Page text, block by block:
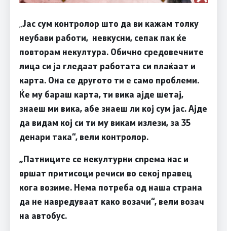
„Јас сум контролор што да ви кажам толку
неубави работи, невкусни, сепак пак ќе
повторам некултура. Обично средовечните
лица си ја гледаат работата си плаќаат и
карта. Она се другото ти е само проблеми.
Ќе му бараш карта, ти вика ајде шетај,
знаеш ми вика, абе знаеш ли кој сум јас. Ајде
да видам кој си ти му викам излези, за 35
денари така“, вели контролор.
„Патниците се некултурни спрема нас и
вршат притисоци речиси во секој правец
кога возиме. Нема потреба од наша страна
да не навредуваат како возачи“, вели возач
на автобус.